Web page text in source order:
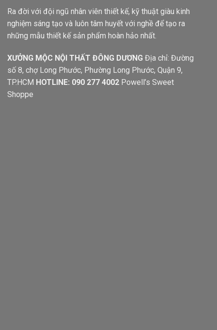
Ra đời với đội ngũ nhân viên thiết kế, kỹ thuật giàu kinh
nghiệm sáng tạo và luôn tâm huyết với nghề để tạo ra
những mẫu thiết kế sản phẩm hoàn hảo nhất.
XƯỞNG MỘC NỘI THẤT ĐÔNG DƯƠNG Địa chỉ: Đường
số 8, chợ Long Phước, Phường Long Phước, Quận 9,
TP.HCM HOTLINE: 090 277 4002 Powell’s Sweet
Shoppe